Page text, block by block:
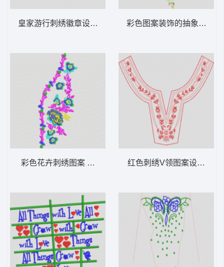
皇家游行刺绣徽章设计 皇冠royal parade
彩色花卉刺绣图案 玫瑰花
彩色图案装饰的抽象地图
红色刺绣V领图案设计 衣领